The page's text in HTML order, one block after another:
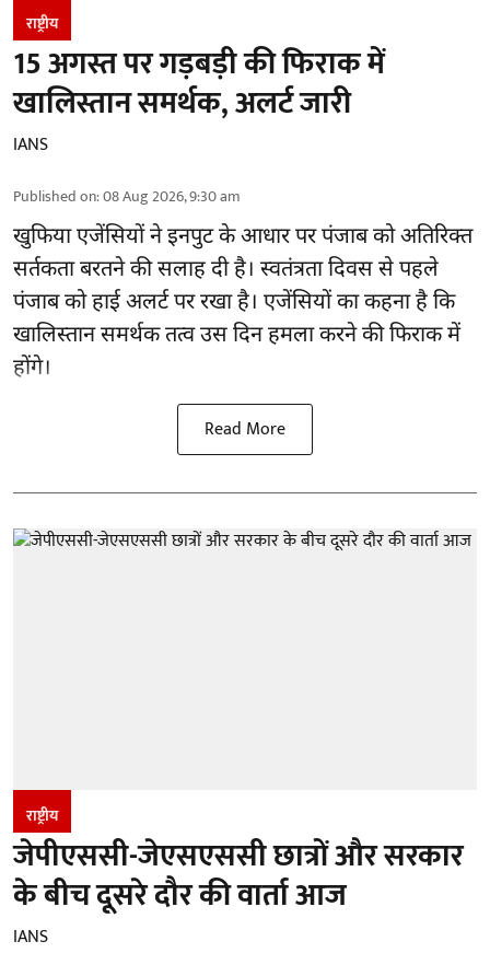
राष्ट्रीय
15 अगस्त पर गड़बड़ी की फिराक में
खालिस्तान समर्थक, अलर्ट जारी
IANS
Published on:08 Aug 2026, 9:30 am
खुफिया एजेंसियों ने इनपुट के आधार पर पंजाब को अतिरिक्त
सर्तकता बरतने की सलाह दी है। स्वतंत्रता दिवस से पहले
पंजाबको हाई अलर्ट पर रखा है। एजेंसियों का कहना है कि
खालिस्तान समर्थक तत्व उस दिन हमला करने की फिराक में
होंगे।
Read More
राष्ट्रीय
जेपीएससी-जेएसएससी छात्रों और सरकार
के बीच दूसरे दौर की वार्ता आज
IANS